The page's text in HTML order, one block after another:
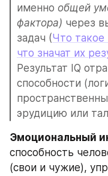
именно общей
фактора) через
задач (Что такое
что значат их
Результат IQ
способности
эрудицию или
Эмоциональный
способность
(свои и чужие),